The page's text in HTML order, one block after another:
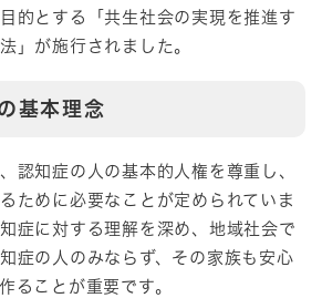
的とする「共生社会の実現を推進す
」が施行されました。
基本理念
認知症の人の基本的人権を尊重し、
ために必要なことが定められていま
症に対する理解を深め、地域社会で
症の人のみならず、その家族も安心
ることが重要です。